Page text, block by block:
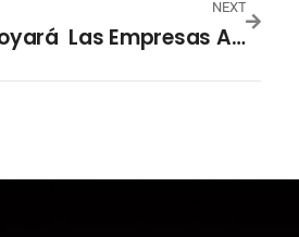
NEXT
BANDESAL Apoyará Las Empresas Afectadas Por Covid-19 En El País